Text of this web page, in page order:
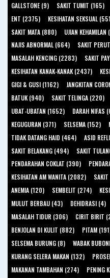
GALLSTONE (9)
SAKIT TUMIT (165)
ENT (2375)
KESIHATAN SEKSUAL
SAKIT MATA (880)
UJIAN
NAJIS ABNORMAL (664)
SAKIT
MASALAH KENCING (2283)
SAKIT
KESIHATAN KANAK-KANAK (2437)
GIGI & GUSI (1162)
JANGKITAN
BATUK (940)
SAKIT TELINGA (220)
UBAT-UBATAN (1652)
DARAH NIFAS
KEGUGURAN (371)
SELSEMA (152)
TIDAK DATANG HAID (464)
ASID
SAKIT BELAKANG (494)
SAKIT
PENDARAHAN COKLAT (390)
KESIHATAN AM WANITA (2082)
ANEMIA (120)
SEMBELIT (274)
MULUT BERBAU (43)
DEHIDRASI (4)
MASALAH TIDUR (306)
CIRIT BIRIT
BENJOLAN DI KULIT (882)
PITAM
SELSEMA BURUNG (8)
WABAK
KURANG SELERA MAKAN (132)
MAKANAN TAMBAHAN (274)
PENING